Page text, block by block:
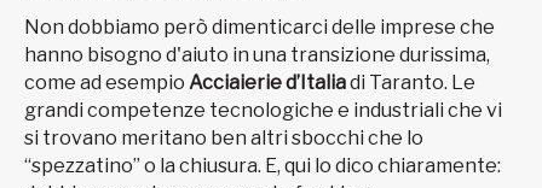
Non dobbiamo però dimenticarci delle imprese che
hanno bisogno d'aiuto in una transizione durissima,
come ad esempio Acciaierie d’Italiadi Taranto. Le
grandi competenze tecnologiche e industriali che vi
si trovano meritano ben altri sbocchi che lo
“spezzatino” o la chiusura. E, qui lo dico chiaramente: